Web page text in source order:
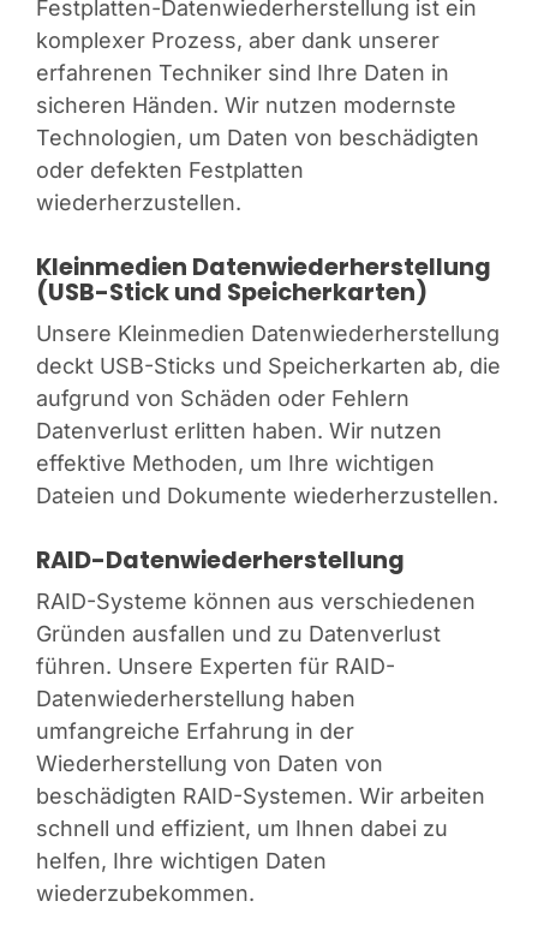
Festplatten-Datenwiederherstellung ist ein
komplexer Prozess, aber dank unserer
erfahrenen Techniker sind Ihre Daten in
sicheren Händen. Wir nutzen modernste
Technologien, um Daten von beschädigten
oder defekten Festplatten
wiederherzustellen.
Kleinmedien Datenwiederherstellung
(USB-Stick und Speicherkarten)
Unsere Kleinmedien Datenwiederherstellung
deckt USB-Sticks und Speicherkarten ab, die
aufgrund von Schäden oder Fehlern
Datenverlust erlitten haben. Wir nutzen
effektive Methoden, um Ihre wichtigen
Dateien und Dokumente wiederherzustellen.
RAID-Datenwiederherstellung
RAID-Systeme können aus verschiedenen
Gründen ausfallen und zu Datenverlust
führen. Unsere Experten für RAID-
Datenwiederherstellung haben
umfangreiche Erfahrung in der
Wiederherstellung von Daten von
beschädigten RAID-Systemen. Wir arbeiten
schnell und effizient, um Ihnen dabei zu
helfen, Ihre wichtigen Daten
wiederzubekommen.